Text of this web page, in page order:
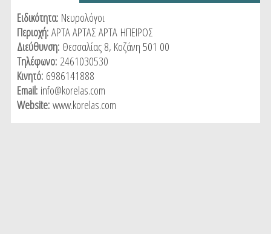
tab)
Ειδικότητα: Νευρολόγοι
Περιοχή:ΑΡΤΑ ΑΡΤΑΣΑΡΤΑ ΗΠΕΙΡΟΣ
Διεύθυνση: Θεσσαλίας 8, Κοζάνη 501 00
Τηλέφωνο: 2461030530
Κινητό: 6986141888
Email: info@korelas.com
Website:www.korelas.com